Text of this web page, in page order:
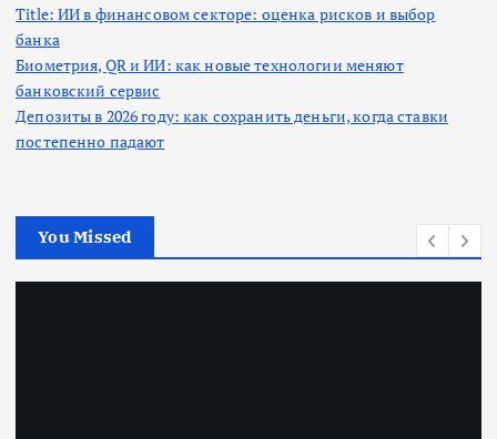
Title: ИИ в финансовом секторе: оценка рисков и выбор
банка
Биометрия, QR и ИИ: как новые технологии меняют
банковский сервис
Депозиты в 2026 году: как сохранить деньги, когда ставки
постепенно падают
You Missed